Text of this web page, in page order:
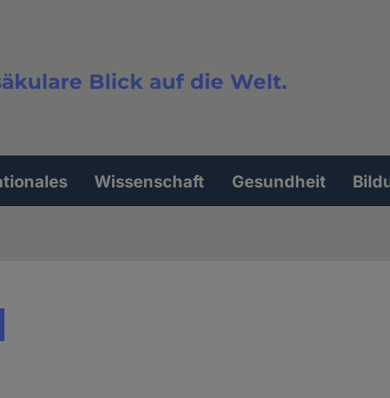
Blick auf die Welt.
Wissenschaft Gesundheit